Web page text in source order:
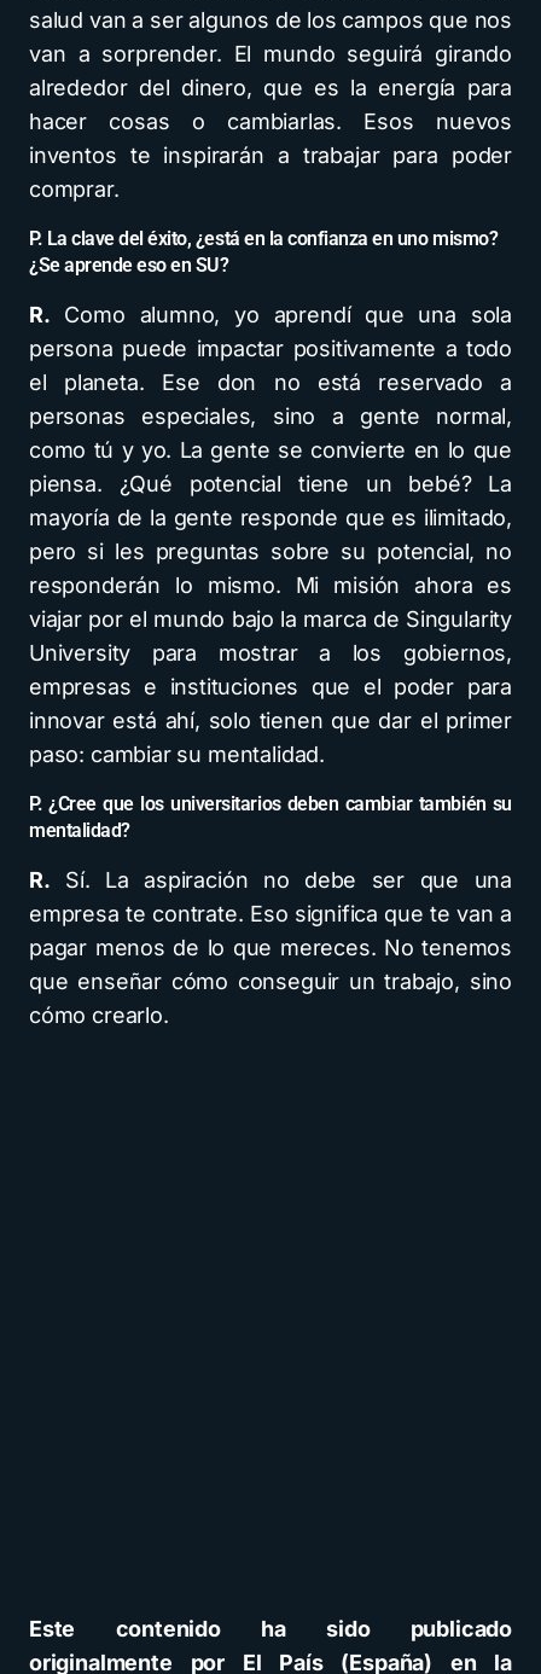
salud van a ser algunos de los campos que nos
van a sorprender. El mundo seguirá girando
alrededor del dinero, que es la energía para
hacer cosas o cambiarlas. Esos nuevos
inventos te inspirarán a trabajar para poder
comprar.
P. La clave del éxito, ¿está en la confianza en uno mismo?
¿Se aprende eso en SU?
R. Como alumno, yo aprendí que una sola
persona puede impactar positivamente a todo
el planeta. Ese don no está reservado a
personas especiales, sino a gente normal,
como tú y yo. La gente se convierte en lo que
piensa. ¿Qué potencial tiene un bebé? La
mayoría de la gente responde que es ilimitado,
pero si les preguntas sobre su potencial, no
responderán lo mismo. Mi misión ahora es
viajar por el mundo bajo la marca de Singularity
University para mostrar a los gobiernos,
empresas e instituciones que el poder para
innovar está ahí, solo tienen que dar el primer
paso: cambiar su mentalidad.
P. ¿Cree que los universitarios deben cambiar también su
mentalidad?
R. Sí. La aspiración no debe ser que una
empresa te contrate. Eso significa que te van a
pagar menos de lo que mereces. No tenemos
que enseñar cómo conseguir un trabajo, sino
cómo crearlo.
Este contenido ha sido publicado
originalmente por El País (España) en la